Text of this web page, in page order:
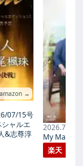
amazon →
07/15号
ャルエ
&志尊淳
2026.7.27
My Magic
楽天